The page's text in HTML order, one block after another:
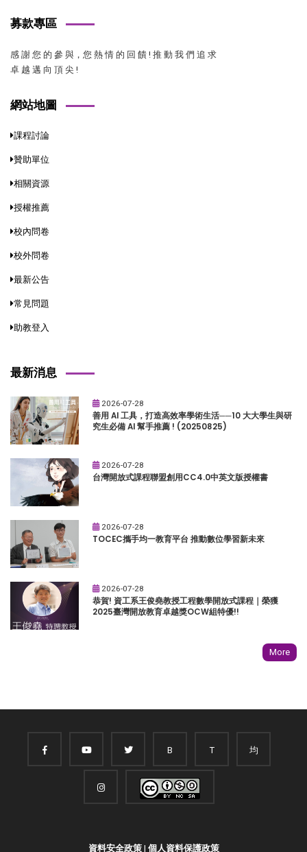
募款專區
感 謝 您 的 參 與，您 熱 情 的 回 饋 ! 推 動 我 們 追 求
卓 越 邁 向 頂 尖 !
網站地圖
課程討論
贊助單位
相關資源
授權推薦
校內問卷
校外問卷
最新公告
常見問題
助教登入
最新消息
2026-07-28
善用 AI 工具，打造高效率學術生活──10 大大學生與研
究生必備 AI 幫手推薦 ! (20250825)
2026-07-28
台灣開放式課程聯盟創用CC4.0中英文版授權書
2026-07-28
TOCEC攜手均一教育平台 推動數位學習新未來
2026-07-28
恭賀! 資工系王俊堯教授工程數學開放式課程｜榮獲
2025臺灣開放教育卓越獎OCW組特優!!
More
B T 均
資料安全政策| 個人資料保護政策